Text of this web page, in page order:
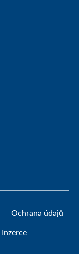
Ochrana údajů
Inzerce